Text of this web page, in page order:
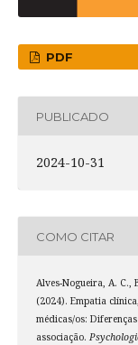
PDF
PUBLICADO
2024-10-31
COMO CITAR
Alves-Nogueira, A. C.,
(2024). Empatia
médicas/os:
associação.